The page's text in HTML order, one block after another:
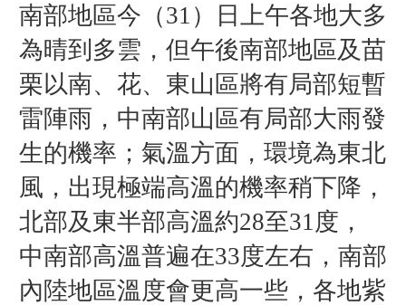
南部地區今（31）日上午各地大多
為晴到多雲，但午後南部地區及苗
栗以南、花、東山區將有局部短暫
雷陣雨，中南部山區有局部大雨發
生的機率；氣溫方面，環境為東北
風，出現極端高溫的機率稍下降，
北部及東半部高溫約28至31度，
中南部高溫普遍在33度左右，南部
內陸地區溫度會更高一些，各地紫